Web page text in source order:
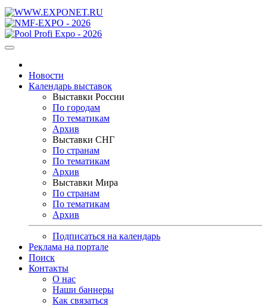
Новости
Календарь выставок
Выставки России
По городам
По тематикам
Архив
Выставки СНГ
По странам
По тематикам
Архив
Выставки Мира
По странам
По тематикам
Архив
Подписаться на календарь
Реклама на портале
Поиск
Контакты
О нас
Наши баннеры
Как связаться